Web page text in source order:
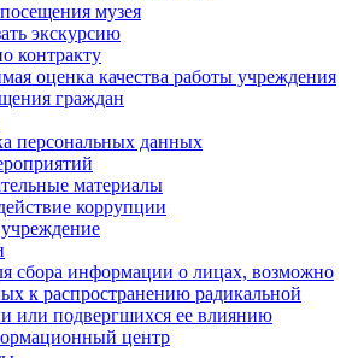
музея
экскурсию
контракту
оценка качества работы учреждения
граждан
персональных данных
материалы
коррупции
сбора информации о лицах, возможно
к распространению радикальной
или подвергшихся ее влиянию
центр